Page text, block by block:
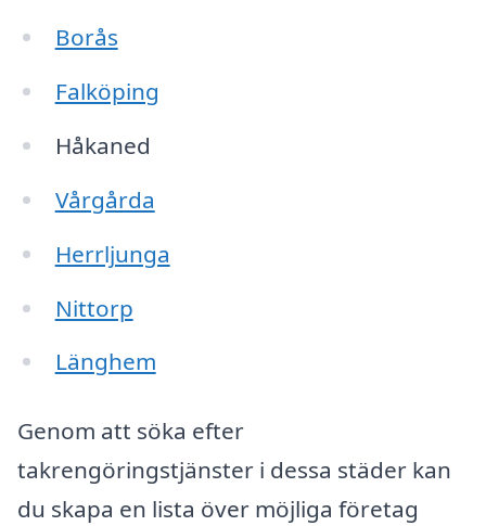
Borås
Falköping
Håkaned
Vårgårda
Herrljunga
Nittorp
Länghem
Genom att söka efter
takrengöringstjänster i dessa städer kan
du skapa en lista över möjliga företag